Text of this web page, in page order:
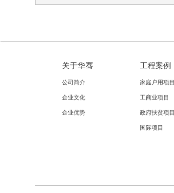
关于华骞
公司简介
企业文化
企业优势
工程案例
家庭户用项目
工商业项目
政府扶贫项目
国际项目